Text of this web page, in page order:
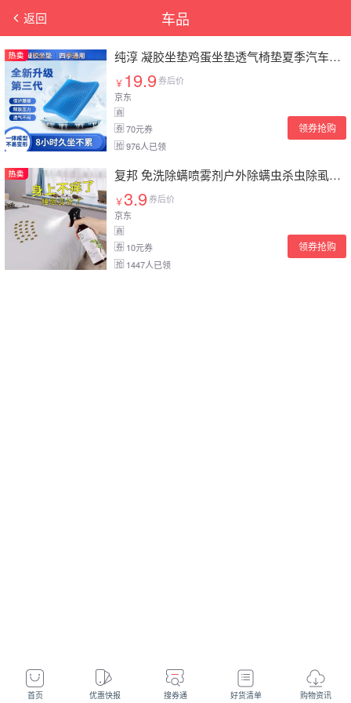
车品
返回
纯淳 凝胶坐垫鸡蛋坐垫透气椅垫夏季汽车双层方形冰垫蜂窝坐垫 1个装
￥ 19.9券后价
京东
商
券 70元券
抢 976人已领
领券抢购
复邦 免洗除螨喷雾剂户外除螨虫杀虫除虱驱虫除螨神器 【一瓶装】
￥3.9券后价
京东
商
券 10元券
抢 1447人已领
领券抢购
首页 优惠快报 搜券通 好货清单 购物资讯